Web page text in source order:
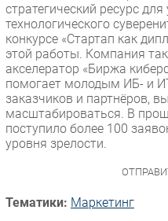
стратегический ресурс для
технологического
конкурсе «Стартап как
этой работы. Компания
акселератор «Биржа
помогает молодым ИБ- и
заказчиков и партнёров,
масштабироваться. В
поступило более 100
уровня зрелости.
Тематики: Маркетинг